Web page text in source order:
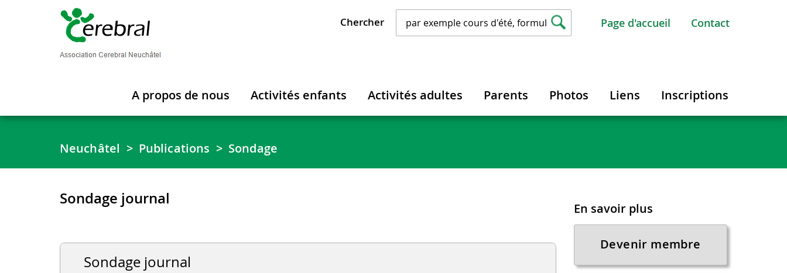
Chercher Page d'accueil Contact
A propos de nous Activités enfants Activités adultes Parents Photos Liens Inscriptions
Neuchâtel Publications Sondage
Sondage journal
Sondage journal
En savoir plus
Devenir membre